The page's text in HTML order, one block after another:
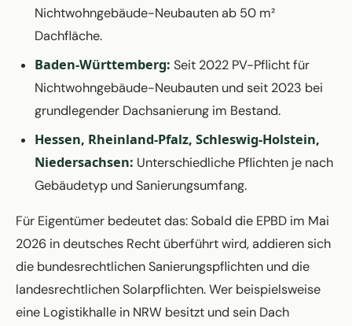
Nichtwohngebäude-Neubauten ab 50 m²
Dachfläche.
Baden-Württemberg: Seit 2022 PV-Pflicht für
Nichtwohngebäude-Neubauten und seit 2023 bei
grundlegender Dachsanierung im Bestand.
Hessen, Rheinland-Pfalz, Schleswig-Holstein,
Niedersachsen: Unterschiedliche Pflichten je nach
Gebäudetyp und Sanierungsumfang.
Für Eigentümer bedeutet das: Sobald die EPBD im Mai
2026 in deutsches Recht überführt wird, addieren sich
die bundesrechtlichen Sanierungspflichten und die
landesrechtlichen Solarpflichten. Wer beispielsweise
eine Logistikhalle in NRW besitzt und sein Dach